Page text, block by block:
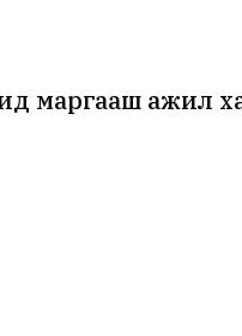
маргааш ажил